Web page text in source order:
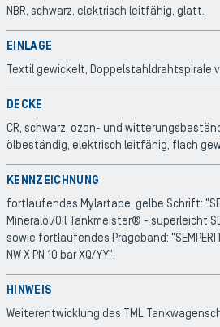
NBR, schwarz, elektrisch leitfähig, glatt.
EINLAGE
Textil gewickelt, Doppelstahldrahtspirale
DECKE
CR, schwarz, ozon- und
ölbeständig, elektrisch leitfähig, flach
KENNZEICHNUNG
fortlaufendes Mylartape, gelbe Schrift:
Mineralöl/Oil Tankmeister® - superleicht SD
sowie fortlaufendes Prägeband: "SEMPERIT
NW X PN 10 bar XQ/YY".
HINWEIS
Weiterentwicklung des TML